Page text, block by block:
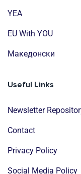
YEA
EU With YOU
Mакедонски
Useful Links
Newsletter
Contact
Privacy Policy
Social Media Policy